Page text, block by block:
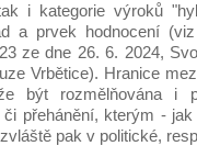
i kategorie výroků
a prvek hodnocení
ze dne 26. 6. 2024,
Vrbětice). Hranice
být rozmělňována i
přehánění, kterým -
pak v politické,